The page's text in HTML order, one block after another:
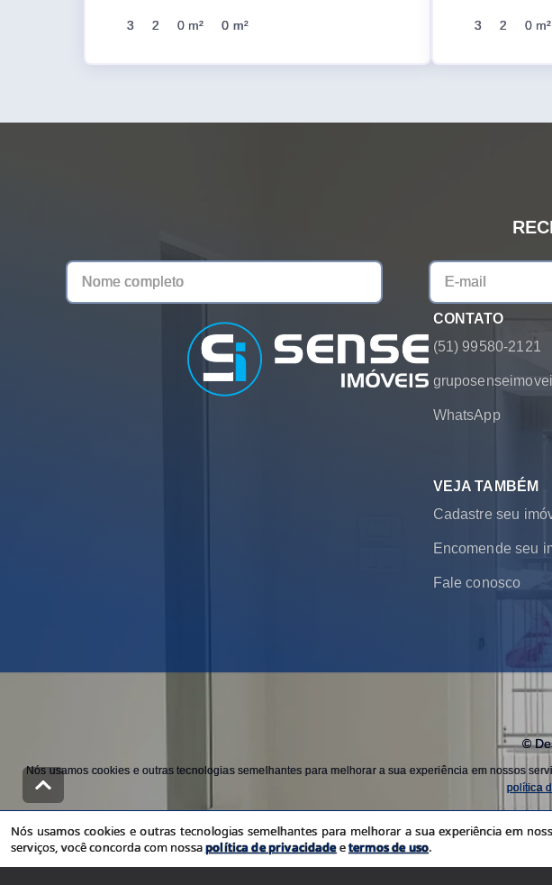
3 2 0 m² 0 m² 3 2 0 m²
CONTATO
(51) 99580-2121
WhatsApp
VEJA TAMBÉM
Cadastre seu
Encomende seu
Fale conosco
©
Nós usamos cookies e outras tecnologias semelhantes para melhorar a sua experiência em nossos
política
Nós usamos cookies e outras tecnologias semelhantes para melhorar a sua experiência em
serviços, você concorda com nossapolítica de privacidadeetermos de uso.